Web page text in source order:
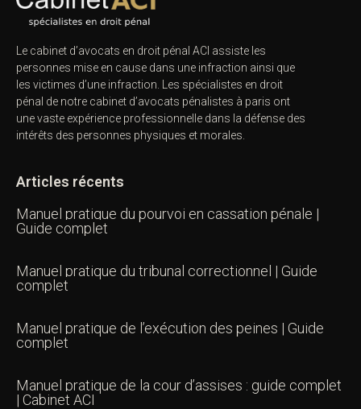
Le cabinet d’avocats en droit pénal ACI assiste les
personnes mise en cause dans une infraction ainsi que
les victimes d’une infraction. Les spécialistes en droit
pénal de notre cabinet d’avocats pénalistes à paris ont
une vaste expérience professionnelle dans la défense des
intérêts des personnes physiques et morales.
Articles récents
Manuel pratique du pourvoi en cassation pénale |
Guide complet
Manuel pratique du tribunal correctionnel | Guide
complet
Manuel pratique de l’exécution des peines | Guide
complet
Manuel pratique de la cour d’assises : guide complet
| Cabinet ACI